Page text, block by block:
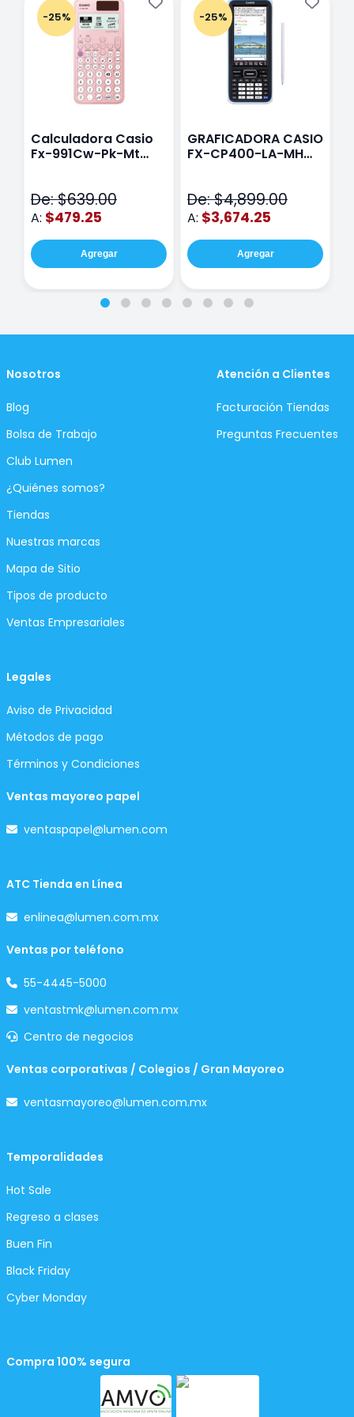
-25%
Calculadora Casio
Fx-991Cw-Pk-Mt
De: $639.00
A: $479.25
Agregar
-25%
GRAFICADORA CASIO
FX-CP400-LA-MH
De: $4,899.00
A: $3,674.25
Agregar
Nosotros
Blog
Bolsa de Trabajo
Club Lumen
¿Quiénes somos?
Tiendas
Nuestras marcas
Mapa de Sitio
Tipos de producto
Ventas Empresariales
Atención a Clientes
Facturación Tiendas
Preguntas Frecuentes
Legales
Aviso de Privacidad
Métodos de pago
Términos y Condiciones
Ventas mayoreo papel
ventaspapel@lumen.com
ATC Tienda en Línea
enlinea@lumen.com.mx
Ventas por teléfono
55-4445-5000
ventastmk@lumen.com.mx
Centro de negocios
Ventas corporativas / Colegios / Gran Mayoreo
ventasmayoreo@lumen.com.mx
Temporalidades
Hot Sale
Regreso a clases
Buen Fin
Black Friday
Cyber Monday
Compra 100% segura